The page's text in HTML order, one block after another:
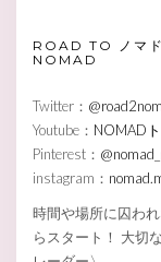
ROAD TO ノマ
NOMAD
Twitter：
Youtube： NOMAD
Pinterest：
instagram：
時間や場所に囚わ
らスタート！ 大切